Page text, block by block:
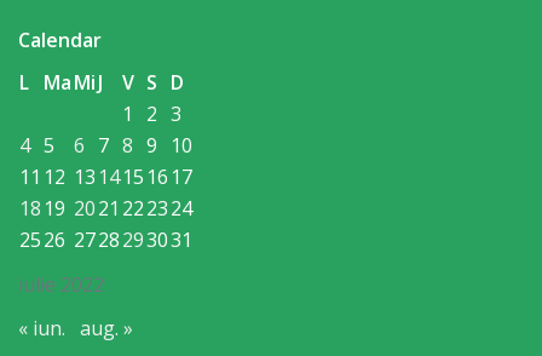
„Dumitru
Scvorțov-
Russu”
or.
Călăraşi
Î.M.
Gospodăria
Calendar
iulie 2022
L MaMiJ V S D
1
2 3
4 5 6 7 8 9
10
11 12 13 1415 16 17
18 19 2021 222324
2526 2728293031
« iun. aug. »